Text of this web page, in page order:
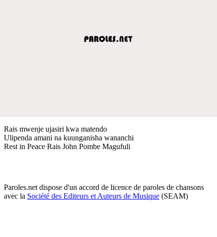
Rais mwenje ujasiri kwa matendo
Ulipenda amani na kuunganisha wananchi
Rest in Peace Rais John Pombe Magufuli
Paroles.net dispose d'un accord de licence de paroles de chansons
avec la Société des Editeurs et Auteurs de Musique (SEAM)